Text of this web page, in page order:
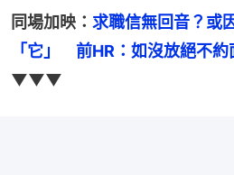
同場加映： 求職信無回音？或
「它」　前HR：如沒放絕不約
▼▼▼